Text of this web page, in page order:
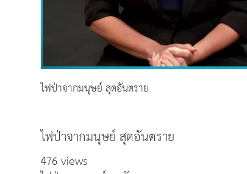
ไฟป่าจากมนุษย์ สุดอันตราย
ไฟป่าจากมนุษย์ สุดอันตราย
476 views